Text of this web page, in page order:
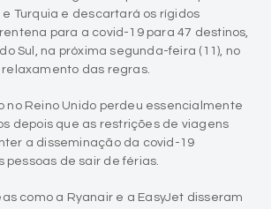
e Turquia e descartará os rígidos
para a covid-19 para 47 destinos,
Sul, na próxima segunda-feira (11), no
das regras.
no Reino Unido perdeu essencialmente
depois que as restrições de viagens
a disseminação da covid-19
pessoas de sair de férias.
como a Ryanair e a EasyJet disseram